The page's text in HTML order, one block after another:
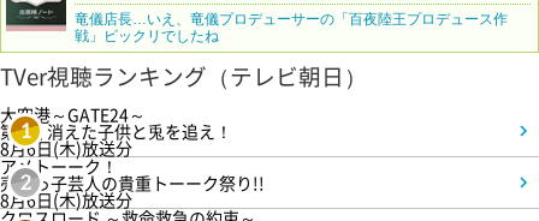
竜儀店長…いえ、竜儀プロデューサーの「百夜陸王プロデュース作
戦」ビックリでしたね
TVer視聴ランキング（テレビ朝日）
1
大空港～GATE24～
第3話 消えた子供と兎を追え！
8月6日(木)放送分
2
アメトーーク！
売れっ子芸人の貴重トーーク祭り!!
8月6日(木)放送分